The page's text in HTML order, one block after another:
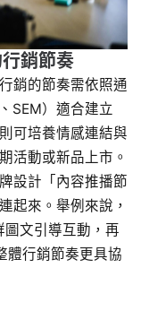
銷節奏
銷的節奏需依照通
SEM）適合建立
可培養情感連結與
活動或新品上市。
設計「內容推播節
起來。舉例來說，
圖文引導互動，再
體行銷節奏更具協